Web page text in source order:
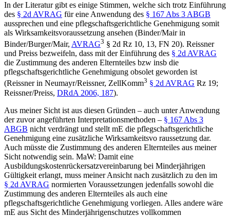
In der Literatur gibt es einige Stimmen, welche sich trotz Einführung
des § 2d AVRAG für eine Anwendung des § 167 Abs 3 ABGB
aussprechen und eine pflegschaftsgerichtliche Genehmigung somit
als Wirksamkeitsvoraussetzung ansehen (Binder/Mairin
Binder/Burger/Mair, AVRAG3 § 2d Rz 10, 13, FN 20). Reissner
und Preiss bezweifeln, dass mit der Einführung des § 2d AVRAG
die Zustimmung des anderen Elternteiles bzw insb die
pflegschaftsgerichtliche Genehmigung obsolet geworden ist
(Reissnerin Neumayr/Reissner, ZellKomm3 § 2d AVRAG Rz 19;
Reissner/Preiss, DRdA 2006, 187).
Aus meiner Sicht ist aus diesen Gründen – auch unter Anwendung
der zuvor angeführten Interpretationsmethoden – § 167 Abs 3
ABGB nicht verdrängt und stellt mE die pflegschaftsgerichtliche
Genehmigung eine zusätzliche Wirksamkeitsvo raussetzung dar.
Auch müsste die Zustimmung des anderen Elternteiles aus meiner
Sicht notwendig sein. MaW: Damit eine
Ausbildungskostenrückersatzvereinbarung bei Minderjährigen
Gültigkeit erlangt, muss meiner Ansicht nach zusätzlich zu den im
§ 2d AVRAG normierten Voraussetzungen jedenfalls sowohl die
Zustimmung des anderen Elternteiles als auch eine
pflegschaftsgerichtliche Genehmigung vorliegen. Alles andere wäre
mE aus Sicht des Minderjährigenschutzes vollkommen